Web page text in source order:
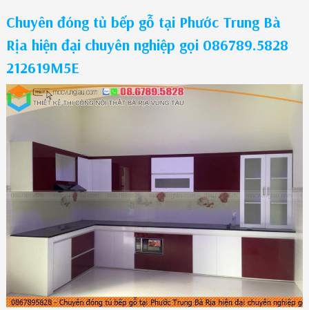
Chuyên đóng tủ bếp gỗ tại Phước Trung Bà
Rịa hiện đại chuyên nghiệp gọi 086789.5828
212619M5E